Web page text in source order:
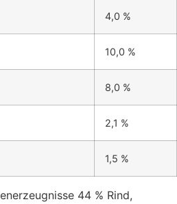
4,0 %
10,0 %
8,0 %
2,1 %
1,5 %
44 % Rind,